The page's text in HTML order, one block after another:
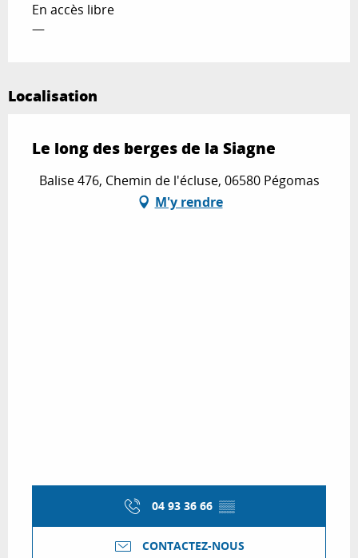
En accès libre
—
Localisation
Le long des berges de la Siagne
Balise 476, Chemin de l'écluse, 06580 Pégomas
M'y rendre
04 93 36 66 ▒▒
CONTACTEZ-NOUS